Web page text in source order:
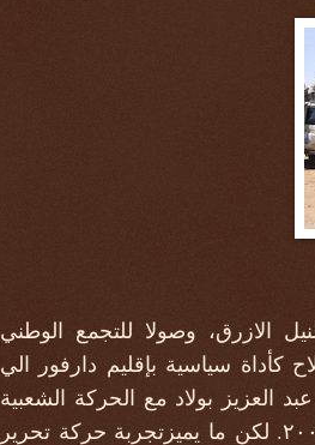
الازرق، وصولا للتجمع الوطني
كأداة سياسية بإقليم دارفور الي
العزيز بولاد مع الحركة الشعبية
لتحرير السودان في العام ١٩٩٢، ثم ظهور حركة تحرير السودان في العام ٢٠٠٣. لكن ما يميزتجربة حركة تحرير